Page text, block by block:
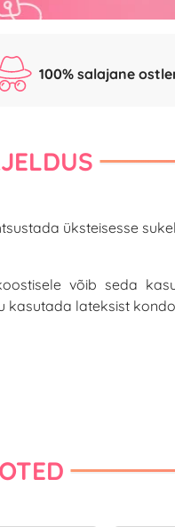
100% salajane
üksteisesse
võib seda
kasutada lateksist